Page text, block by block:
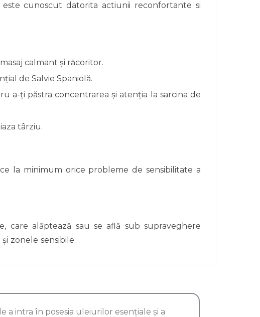
cunoscut datorita actiunii reconfortante si
calmant și răcoritor.
de Salvie Spaniolă.
a-ți păstra concentrarea și atenția la sarcina de
târziu.
la minimum orice probleme de sensibilitate a
care alăptează sau se află sub supraveghere
zonele sensibile.
a intra în posesia uleiurilor esenţiale şi a